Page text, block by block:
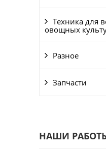
Техника для
овощных
Разное
Запчасти
НАШИ